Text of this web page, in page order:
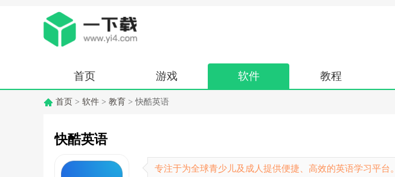
首页 游戏 软件 教程
首页 > 软件 > 教育 > 快酷英语
快酷英语
专注于为全球青少儿及成人提供便捷、高效的英语学习平台。